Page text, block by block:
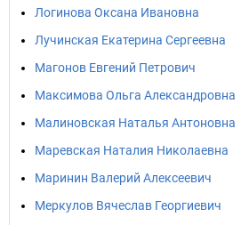
Логинова Оксана Ивановна
Лучинская Екатерина Сергеевна
Магонов Евгений Петрович
Максимова Ольга Александровна
Малиновская Наталья Антоновна
Маревская Наталия Николаевна
Маринин Валерий Алексеевич
Меркулов Вячеслав Георгиевич